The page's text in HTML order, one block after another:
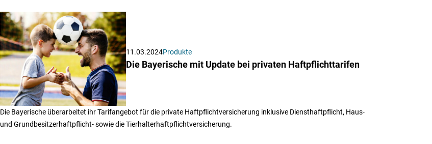
11.03.2024Produkte
Die Bayerische mit Update bei privaten Haftpflichttarifen
Die Bayerische überarbeitet ihr Tarifangebot für die private Haftpflichtversicherung inklusive Diensthaftpflicht, Haus-
und Grundbesitzerhaftpflicht- sowie die Tierhalterhaftpflichtversicherung.